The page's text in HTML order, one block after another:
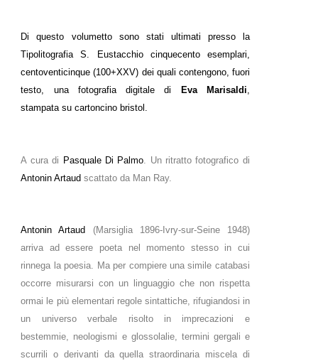
Di questo volumetto sono stati ultimati presso la
Tipolitografia S. Eustacchio cinquecento esemplari,
centoventicinque (100+XXV) dei quali contengono, fuori
testo, una fotografia digitale di
Eva Marisaldi
stampata su cartoncino bristol.
A cura di Pasquale Di Palmo . Un ritratto fotografico di
Antonin Artaud scattato da Man Ray.
Antonin Artaud (Marsiglia 1896-Ivry-sur-Seine 1948)
arriva ad essere poeta nel momento stesso in cui
rinnega la poesia. Ma per compiere una simile catabasi
occorre misurarsi con un linguaggio che non rispetta
ormai le più elementari regole sintattiche, rifugiandosi in
un universo verbale risolto in imprecazioni e
bestemmie, neologismi e glossolalie, termini gergali e
scurrili o derivanti da quella straordinaria miscela di